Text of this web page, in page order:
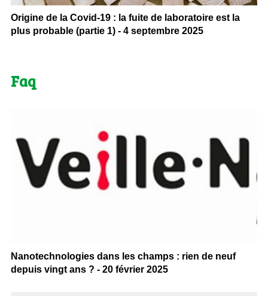
Origine de la Covid-19 : la fuite de laboratoire est la
plus probable (partie 1) - 4 septembre 2025
Faq
Nanotechnologies dans les champs : rien de neuf
depuis vingt ans ? - 20 février 2025